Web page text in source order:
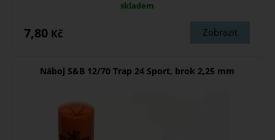
skladem
Zobrazit
7,80 Kč
Náboj S&B 12/70 Trap 24 Sport, brok 2,25 mm